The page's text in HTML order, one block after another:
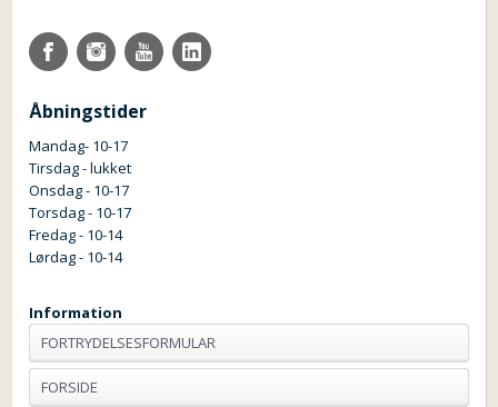
Åbningstider
Mandag- 10-17
Tirsdag - lukket
Onsdag - 10-17
Torsdag - 10-17
Fredag - 10-14
Lørdag - 10-14
Information
FORTRYDELSESFORMULAR
FORSIDE